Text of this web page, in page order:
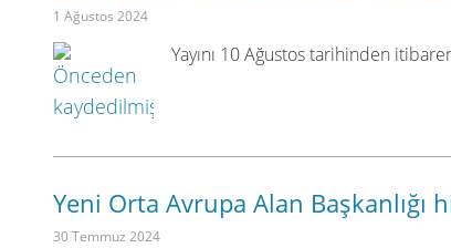
1 Ağustos 2024
Yayını 10 Ağustos tarihinden
Yeni Orta Avrupa Alan Başkanlığı
30 Temmuz 2024